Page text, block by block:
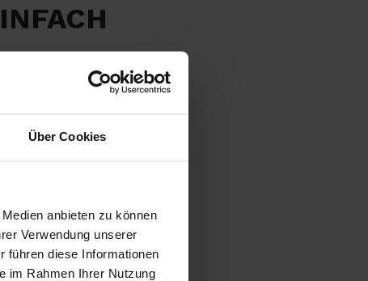
Über Cookies
anbieten zu können
Verwendung unserer
führen diese Informationen
im Rahmen Ihrer Nutzung